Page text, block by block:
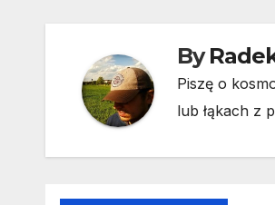
By
Piszę o
lub łąkach z